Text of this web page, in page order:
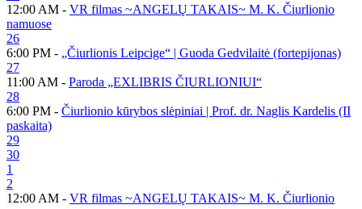
12:00 AM - VR filmas ~ANGELŲ TAKAIS~ M. K. Čiurlionio
namuose
26
6:00 PM - „Čiurlionis Leipcige“ | Guoda Gedvilaitė (fortepijonas)
27
11:00 AM - Paroda „EXLIBRIS ČIURLIONIUI“
28
6:00 PM - Čiurlionio kūrybos slėpiniai | Prof. dr. Naglis Kardelis (II
paskaita)
29
30
1
2
12:00 AM - VR filmas ~ANGELŲ TAKAIS~ M. K. Čiurlionio